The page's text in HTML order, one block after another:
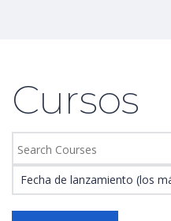
Cursos